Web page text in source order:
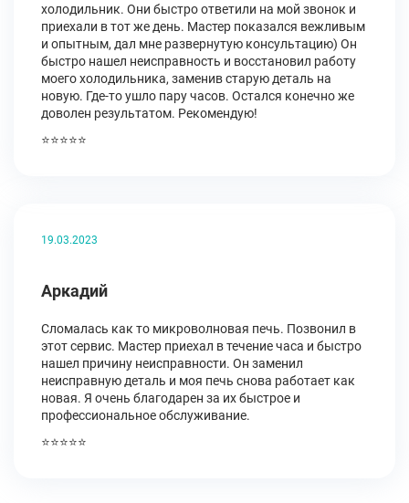
холодильник. Они быстро ответили на мой звонок и
приехали в тот же день. Мастер показался вежливым
и опытным, дал мне развернутую консультацию) Он
быстро нашел неисправность и восстановил работу
моего холодильника, заменив старую деталь на
новую. Где-то ушло пару часов. Остался конечно же
доволен результатом. Рекомендую!
⭐⭐⭐⭐⭐
19.03.2023
Аркадий
Сломалась как то микроволновая печь. Позвонил в
этот сервис. Мастер приехал в течение часа и быстро
нашел причину неисправности. Он заменил
неисправную деталь и моя печь снова работает как
новая. Я очень благодарен за их быстрое и
профессиональное обслуживание.
⭐⭐⭐⭐⭐